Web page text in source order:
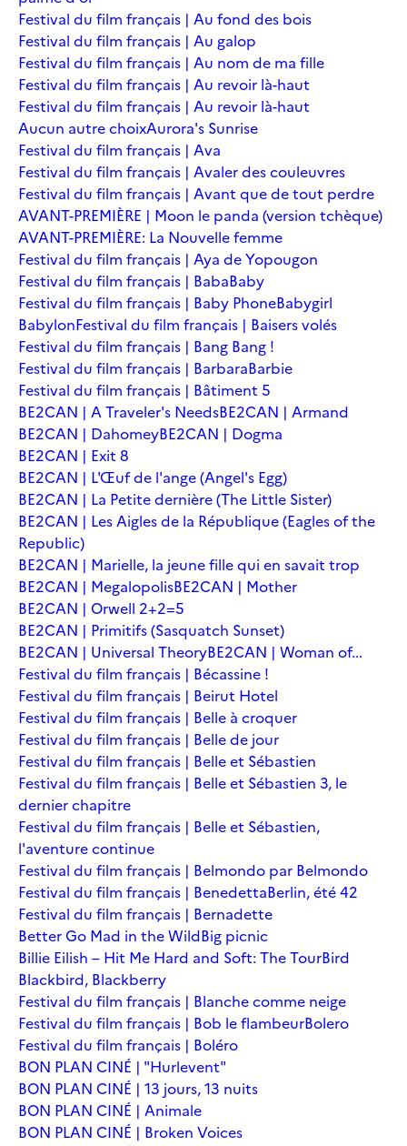
Festival du film français | Au fond des bois
Festival du film français | Au galop
Festival du film français | Au nom de ma fille
Festival du film français | Au revoir là-haut
Festival du film français | Au revoir là-haut
Aucun autre choixAurora's Sunrise
Festival du film français | Ava
Festival du film français | Avaler des couleuvres
Festival du film français | Avant que de tout perdre
AVANT-PREMIÈRE | Moon le panda (version tchèque)
AVANT-PREMIÈRE: La Nouvelle femme
Festival du film français | Aya de Yopougon
Festival du film français | BabaBaby
Festival du film français | Baby PhoneBabygirl
BabylonFestival du film français | Baisers volés
Festival du film français | Bang Bang !
Festival du film français | BarbaraBarbie
Festival du film français | Bâtiment 5
BE2CAN | A Traveler's NeedsBE2CAN | Armand
BE2CAN | DahomeyBE2CAN | Dogma
BE2CAN | Exit 8
BE2CAN | L'Œuf de l'ange (Angel's Egg)
BE2CAN | La Petite dernière (The Little Sister)
BE2CAN | Les Aigles de la République (Eagles of the
Republic)
BE2CAN | Marielle, la jeune fille qui en savait trop
BE2CAN | MegalopolisBE2CAN | Mother
BE2CAN | Orwell 2+2=5
BE2CAN | Primitifs (Sasquatch Sunset)
BE2CAN | Universal TheoryBE2CAN | Woman of...
Festival du film français | Bécassine !
Festival du film français | Beirut Hotel
Festival du film français | Belle à croquer
Festival du film français | Belle de jour
Festival du film français | Belle et Sébastien
Festival du film français | Belle et Sébastien 3, le
dernier chapitre
Festival du film français | Belle et Sébastien,
l'aventure continue
Festival du film français | Belmondo par Belmondo
Festival du film français | BenedettaBerlin, été 42
Festival du film français | Bernadette
Better Go Mad in the WildBig picnic
Billie Eilish – Hit Me Hard and Soft: The TourBird
Blackbird, Blackberry
Festival du film français | Blanche comme neige
Festival du film français | Bob le flambeurBolero
Festival du film français | Boléro
BON PLAN CINÉ | "Hurlevent"
BON PLAN CINÉ | 13 jours, 13 nuits
BON PLAN CINÉ | Animale
BON PLAN CINÉ | Broken Voices